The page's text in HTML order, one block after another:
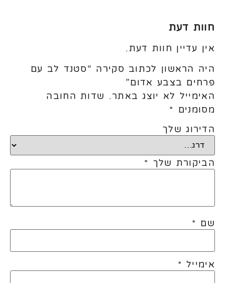
חוות דעת
אין עדיין חוות דעת.
היה הראשון לכתוב סקירה “סטנד לב עם
פרחים בצבע אדום”
האימייל לא יוצג באתר. שדות החובה
מסומנים *
הדירוג שלך
הביקורת שלך *
שם *
אימייל *